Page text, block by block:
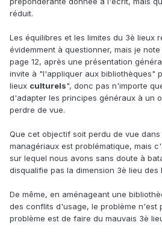
o Tous types de cultures,
tous types de savoirs :
etc.
o Source de renseignements
administratives, tourisme
etc.)
 Soutien au développement
Les médiathèques sont
o De détente et de bien-être,
o De partage et de rencontres,
o Intergénérationnel et ouverts à
sociales
cinéma, musique,
jeux, matériels etc.)
réduit.
Les équilibres et les limites du 3è lieux
évidemment à questionner, mais je
page 12, après une présentation
invite à "l'appliquer aux bibliothèques"
lieux culturels", donc pas n'importe
d'adapter les principes généraux à un
perdre de vue.
Que cet objectif soit perdu de vue
managériaux est problématique, mais
sur lequel nous avons sans doute à
disqualifie pas la dimension 3è lieu des
De même, en aménageant une
des conflits d'usage, le problème n'est
problème est de faire du mauvais 3è